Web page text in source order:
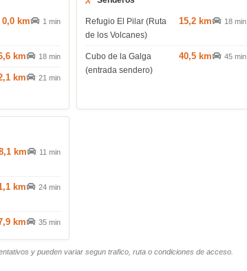
0,0 km 1 min
km 18 min
km 21 min
Refugio El Pilar (Ruta
de los Volcanes)
15,2 km 18 min
Cubo de la Galga
(entrada sendero)
40,5 km 45 min
km 11 min
km 24 min
km 35 min
y pueden variar segun trafico, ruta o condiciones de acceso.